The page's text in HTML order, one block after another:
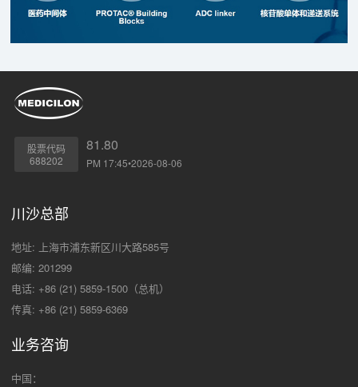
股票代码
688202
81.80
PM 17:45•2026-08-06
川沙总部
地址: 上海市浦东新区川大路585号
邮编: 201299
电话: +86 (21) 5859-1500（总机）
传真: +86 (21) 5859-6369
业务咨询
中国：